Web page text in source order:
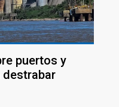
puertos y
destrabar